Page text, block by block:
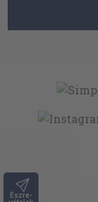
Észre-